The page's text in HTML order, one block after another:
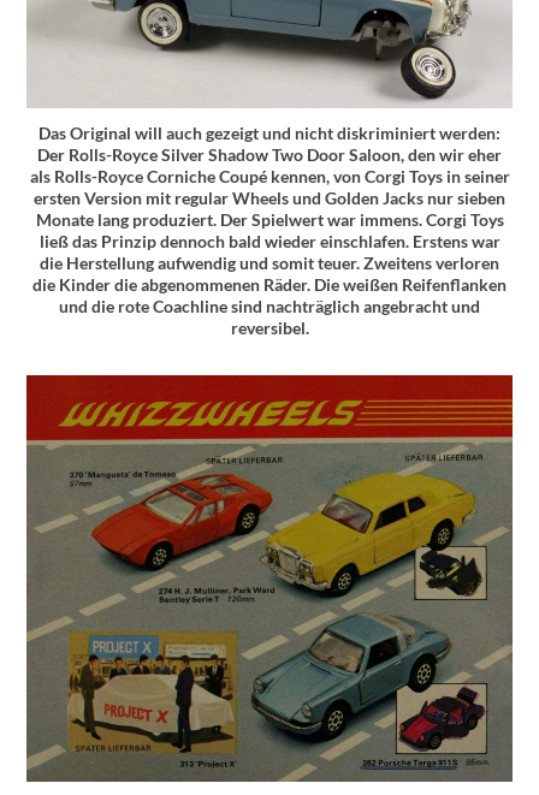
Das Original will auch gezeigt und nicht diskriminiert werden:
Der Rolls-Royce Silver Shadow Two Door Saloon, den wir eher
als Rolls-Royce Corniche Coupé kennen, von Corgi Toys in seiner
ersten Version mit regular Wheels und Golden Jacks nur sieben
Monate lang produziert. Der Spielwert war immens. Corgi Toys
ließ das Prinzip dennoch bald wieder einschlafen. Erstens war
die Herstellung aufwendig und somit teuer. Zweitens verloren
die Kinder die abgenommenen Räder. Die weißen Reifenflanken
und die rote Coachline sind nachträglich angebracht und
reversibel.